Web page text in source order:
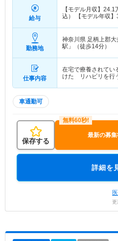
給与
【モデル月収】 24.1
込） 【モデル年収】
勤務地
神奈川県 足柄上郡大
駅」（徒歩14分）
仕事内容
在宅で療養されてい
けた リハビリを行
車通勤可
保存する
最新の募
詳細を